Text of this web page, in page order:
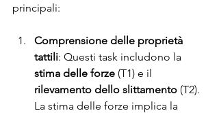
principali:
Comprensione delle proprietà
tattili: Questi task includono la
stima delle forze (T1) e il
rilevamento dello slittamento (T2).
La stima delle forze implica la